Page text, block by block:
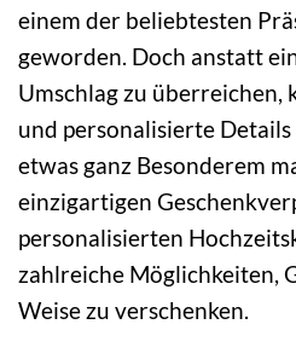
einem der beliebtesten
geworden. Doch anstatt
Umschlag zu überreichen,
und personalisierte Details
etwas ganz Besonderem
einzigartigen
personalisierten
zahlreiche Möglichkeiten,
Weise zu verschenken.